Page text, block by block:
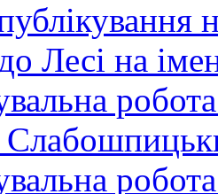
Лесі на